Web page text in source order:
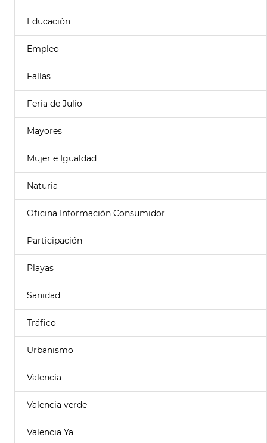
Educación
Empleo
Fallas
Feria de Julio
Mayores
Mujer e Igualdad
Naturia
Oficina Información Consumidor
Participación
Playas
Sanidad
Tráfico
Urbanismo
Valencia
Valencia verde
Valencia Ya